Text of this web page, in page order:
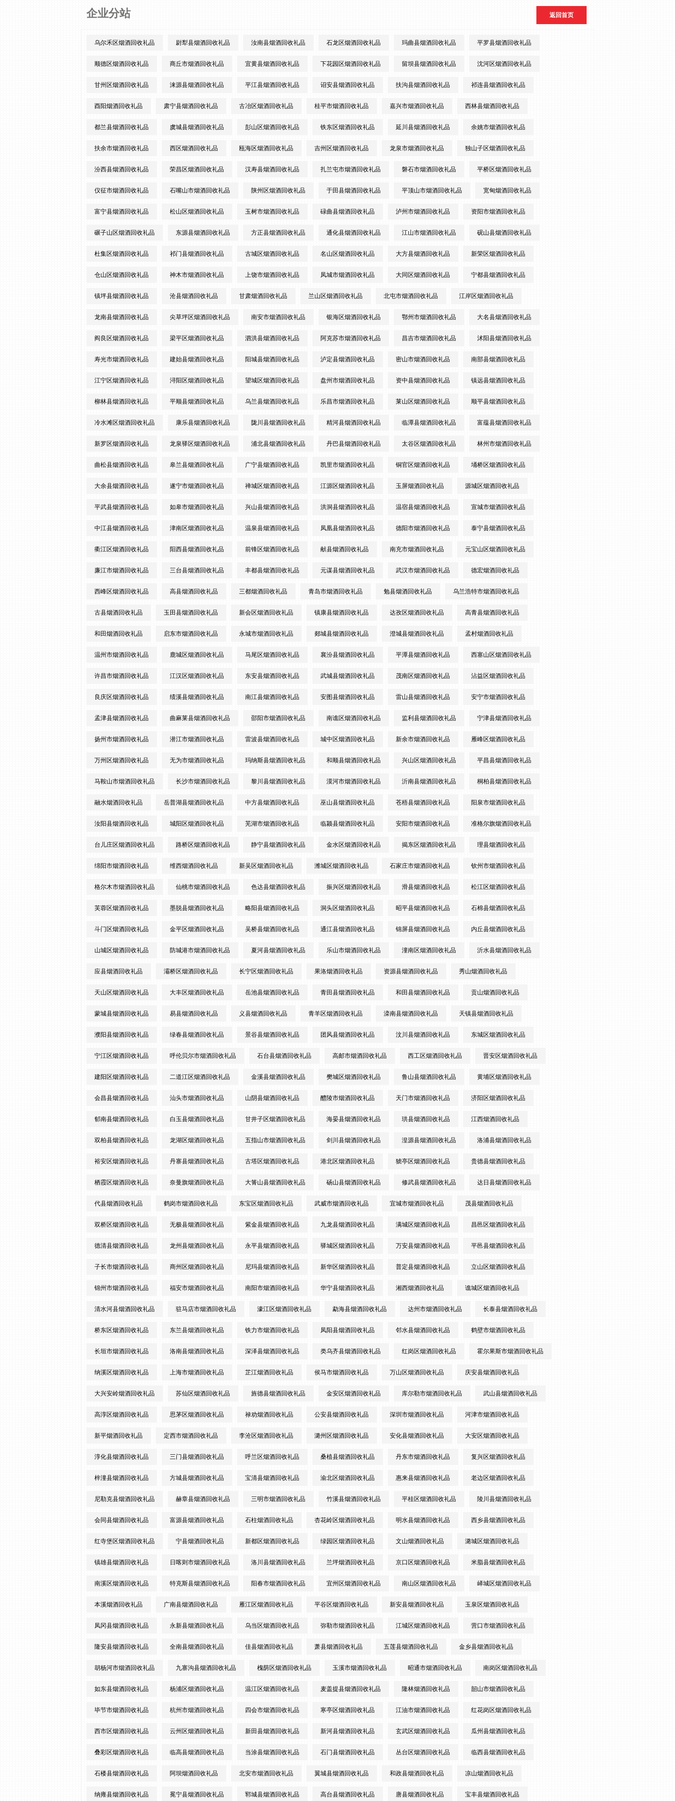
企业分站 返回首页
乌尔禾区烟酒回收礼品 尉犁县烟酒回收礼品 汝南县烟酒回收礼品 石龙区烟酒回收礼品 玛曲县烟酒回收礼品 平罗县烟酒回收礼品
顺德区烟酒回收礼品 商丘市烟酒回收礼品 宜黄县烟酒回收礼品 下花园区烟酒回收礼品 留坝县烟酒回收礼品 沈河区烟酒回收礼品
甘州区烟酒回收礼品 涞源县烟酒回收礼品 平江县烟酒回收礼品 诏安县烟酒回收礼品 扶沟县烟酒回收礼品 祁连县烟酒回收礼品
酉阳烟酒回收礼品 肃宁县烟酒回收礼品 古冶区烟酒回收礼品 桂平市烟酒回收礼品 嘉兴市烟酒回收礼品 西林县烟酒回收礼品
都兰县烟酒回收礼品 虞城县烟酒回收礼品 彭山区烟酒回收礼品 铁东区烟酒回收礼品 延川县烟酒回收礼品 余姚市烟酒回收礼品
扶余市烟酒回收礼品 西区烟酒回收礼品 瓯海区烟酒回收礼品 吉州区烟酒回收礼品 龙泉市烟酒回收礼品 独山子区烟酒回收礼品
汾西县烟酒回收礼品 荣昌区烟酒回收礼品 汉寿县烟酒回收礼品 扎兰屯市烟酒回收礼品 磐石市烟酒回收礼品 平桥区烟酒回收礼品
仪征市烟酒回收礼品 石嘴山市烟酒回收礼品 陕州区烟酒回收礼品 于田县烟酒回收礼品 平顶山市烟酒回收礼品 宽甸烟酒回收礼品
富宁县烟酒回收礼品 松山区烟酒回收礼品 玉树市烟酒回收礼品 碌曲县烟酒回收礼品 泸州市烟酒回收礼品 资阳市烟酒回收礼品
碾子山区烟酒回收礼品 东源县烟酒回收礼品 方正县烟酒回收礼品 通化县烟酒回收礼品 江山市烟酒回收礼品 砚山县烟酒回收礼品
杜集区烟酒回收礼品 祁门县烟酒回收礼品 古城区烟酒回收礼品 名山区烟酒回收礼品 大方县烟酒回收礼品 新荣区烟酒回收礼品
仓山区烟酒回收礼品 神木市烟酒回收礼品 上饶市烟酒回收礼品 凤城市烟酒回收礼品 大同区烟酒回收礼品 宁都县烟酒回收礼品
镇坪县烟酒回收礼品 沧县烟酒回收礼品 甘肃烟酒回收礼品 兰山区烟酒回收礼品 北屯市烟酒回收礼品 江岸区烟酒回收礼品
龙南县烟酒回收礼品 尖草坪区烟酒回收礼品 南安市烟酒回收礼品 银海区烟酒回收礼品 鄂州市烟酒回收礼品 大名县烟酒回收礼品
阎良区烟酒回收礼品 梁平区烟酒回收礼品 泗洪县烟酒回收礼品 阿克苏市烟酒回收礼品 昌吉市烟酒回收礼品 沭阳县烟酒回收礼品
寿光市烟酒回收礼品 建始县烟酒回收礼品 阳城县烟酒回收礼品 泸定县烟酒回收礼品 密山市烟酒回收礼品 南部县烟酒回收礼品
江宁区烟酒回收礼品 浔阳区烟酒回收礼品 望城区烟酒回收礼品 盘州市烟酒回收礼品 资中县烟酒回收礼品 镇远县烟酒回收礼品
柳林县烟酒回收礼品 平顺县烟酒回收礼品 乌兰县烟酒回收礼品 乐昌市烟酒回收礼品 莱山区烟酒回收礼品 顺平县烟酒回收礼品
冷水滩区烟酒回收礼品 康乐县烟酒回收礼品 陇川县烟酒回收礼品 精河县烟酒回收礼品 临潭县烟酒回收礼品 富蕴县烟酒回收礼品
新罗区烟酒回收礼品 龙泉驿区烟酒回收礼品 浦北县烟酒回收礼品 丹巴县烟酒回收礼品 太谷区烟酒回收礼品 林州市烟酒回收礼品
曲松县烟酒回收礼品 皋兰县烟酒回收礼品 广宁县烟酒回收礼品 凯里市烟酒回收礼品 铜官区烟酒回收礼品 埇桥区烟酒回收礼品
大余县烟酒回收礼品 遂宁市烟酒回收礼品 禅城区烟酒回收礼品 江源区烟酒回收礼品 玉屏烟酒回收礼品 源城区烟酒回收礼品
平武县烟酒回收礼品 如皋市烟酒回收礼品 兴山县烟酒回收礼品 洪洞县烟酒回收礼品 温宿县烟酒回收礼品 宣城市烟酒回收礼品
中江县烟酒回收礼品 津南区烟酒回收礼品 温泉县烟酒回收礼品 凤凰县烟酒回收礼品 德阳市烟酒回收礼品 泰宁县烟酒回收礼品
衢江区烟酒回收礼品 阳西县烟酒回收礼品 前锋区烟酒回收礼品 献县烟酒回收礼品 南充市烟酒回收礼品 元宝山区烟酒回收礼品
廉江市烟酒回收礼品 三台县烟酒回收礼品 丰都县烟酒回收礼品 元谋县烟酒回收礼品 武汉市烟酒回收礼品 德宏烟酒回收礼品
西峰区烟酒回收礼品 高县烟酒回收礼品 三都烟酒回收礼品 青岛市烟酒回收礼品 勉县烟酒回收礼品 乌兰浩特市烟酒回收礼品
古县烟酒回收礼品 玉田县烟酒回收礼品 新会区烟酒回收礼品 镇康县烟酒回收礼品 达孜区烟酒回收礼品 高青县烟酒回收礼品
和田烟酒回收礼品 启东市烟酒回收礼品 永城市烟酒回收礼品 郯城县烟酒回收礼品 澄城县烟酒回收礼品 孟村烟酒回收礼品
温州市烟酒回收礼品 鹿城区烟酒回收礼品 马尾区烟酒回收礼品 襄汾县烟酒回收礼品 平潭县烟酒回收礼品 西塞山区烟酒回收礼品
许昌市烟酒回收礼品 江汉区烟酒回收礼品 东安县烟酒回收礼品 武城县烟酒回收礼品 茂南区烟酒回收礼品 沾益区烟酒回收礼品
良庆区烟酒回收礼品 绩溪县烟酒回收礼品 南江县烟酒回收礼品 安图县烟酒回收礼品 雷山县烟酒回收礼品 安宁市烟酒回收礼品
孟津县烟酒回收礼品 曲麻莱县烟酒回收礼品 邵阳市烟酒回收礼品 南谯区烟酒回收礼品 监利县烟酒回收礼品 宁津县烟酒回收礼品
扬州市烟酒回收礼品 潜江市烟酒回收礼品 雷波县烟酒回收礼品 城中区烟酒回收礼品 新余市烟酒回收礼品 雁峰区烟酒回收礼品
万州区烟酒回收礼品 无为市烟酒回收礼品 玛纳斯县烟酒回收礼品 和顺县烟酒回收礼品 兴山区烟酒回收礼品 平昌县烟酒回收礼品
马鞍山市烟酒回收礼品 长沙市烟酒回收礼品 黎川县烟酒回收礼品 漠河市烟酒回收礼品 沂南县烟酒回收礼品 桐柏县烟酒回收礼品
融水烟酒回收礼品 岳普湖县烟酒回收礼品 中方县烟酒回收礼品 巫山县烟酒回收礼品 苍梧县烟酒回收礼品 阳泉市烟酒回收礼品
汝阳县烟酒回收礼品 城阳区烟酒回收礼品 芜湖市烟酒回收礼品 临颍县烟酒回收礼品 安阳市烟酒回收礼品 准格尔旗烟酒回收礼品
台儿庄区烟酒回收礼品 路桥区烟酒回收礼品 静宁县烟酒回收礼品 金水区烟酒回收礼品 揭东区烟酒回收礼品 理县烟酒回收礼品
绵阳市烟酒回收礼品 维西烟酒回收礼品 新吴区烟酒回收礼品 潍城区烟酒回收礼品 石家庄市烟酒回收礼品 钦州市烟酒回收礼品
格尔木市烟酒回收礼品 仙桃市烟酒回收礼品 色达县烟酒回收礼品 振兴区烟酒回收礼品 滑县烟酒回收礼品 松江区烟酒回收礼品
芙蓉区烟酒回收礼品 墨脱县烟酒回收礼品 略阳县烟酒回收礼品 洞头区烟酒回收礼品 昭平县烟酒回收礼品 石棉县烟酒回收礼品
斗门区烟酒回收礼品 金平区烟酒回收礼品 吴桥县烟酒回收礼品 通江县烟酒回收礼品 锦屏县烟酒回收礼品 内丘县烟酒回收礼品
山城区烟酒回收礼品 防城港市烟酒回收礼品 夏河县烟酒回收礼品 乐山市烟酒回收礼品 潼南区烟酒回收礼品 沂水县烟酒回收礼品
应县烟酒回收礼品 灞桥区烟酒回收礼品 长宁区烟酒回收礼品 果洛烟酒回收礼品 资源县烟酒回收礼品 秀山烟酒回收礼品
天山区烟酒回收礼品 大丰区烟酒回收礼品 岳池县烟酒回收礼品 青田县烟酒回收礼品 和田县烟酒回收礼品 贡山烟酒回收礼品
蒙城县烟酒回收礼品 易县烟酒回收礼品 义县烟酒回收礼品 青羊区烟酒回收礼品 滦南县烟酒回收礼品 天镇县烟酒回收礼品
濮阳县烟酒回收礼品 绿春县烟酒回收礼品 景谷县烟酒回收礼品 团风县烟酒回收礼品 汶川县烟酒回收礼品 东城区烟酒回收礼品
宁江区烟酒回收礼品 呼伦贝尔市烟酒回收礼品 石台县烟酒回收礼品 高邮市烟酒回收礼品 西工区烟酒回收礼品 晋安区烟酒回收礼品
建阳区烟酒回收礼品 二道江区烟酒回收礼品 金溪县烟酒回收礼品 樊城区烟酒回收礼品 鲁山县烟酒回收礼品 黄埔区烟酒回收礼品
会昌县烟酒回收礼品 汕头市烟酒回收礼品 山阴县烟酒回收礼品 醴陵市烟酒回收礼品 天门市烟酒回收礼品 济阳区烟酒回收礼品
郁南县烟酒回收礼品 白玉县烟酒回收礼品 甘井子区烟酒回收礼品 海晏县烟酒回收礼品 珙县烟酒回收礼品 江西烟酒回收礼品
双柏县烟酒回收礼品 龙湖区烟酒回收礼品 五指山市烟酒回收礼品 剑川县烟酒回收礼品 湟源县烟酒回收礼品 洛浦县烟酒回收礼品
裕安区烟酒回收礼品 丹寨县烟酒回收礼品 古塔区烟酒回收礼品 港北区烟酒回收礼品 猇亭区烟酒回收礼品 贵德县烟酒回收礼品
栖霞区烟酒回收礼品 奈曼旗烟酒回收礼品 大箐山县烟酒回收礼品 砀山县烟酒回收礼品 修武县烟酒回收礼品 达日县烟酒回收礼品
代县烟酒回收礼品 鹤岗市烟酒回收礼品 东宝区烟酒回收礼品 武威市烟酒回收礼品 宜城市烟酒回收礼品 茂县烟酒回收礼品
双桥区烟酒回收礼品 无极县烟酒回收礼品 紫金县烟酒回收礼品 九龙县烟酒回收礼品 满城区烟酒回收礼品 昌邑区烟酒回收礼品
德清县烟酒回收礼品 龙州县烟酒回收礼品 永平县烟酒回收礼品 驿城区烟酒回收礼品 万安县烟酒回收礼品 平邑县烟酒回收礼品
子长市烟酒回收礼品 商州区烟酒回收礼品 尼玛县烟酒回收礼品 新华区烟酒回收礼品 普定县烟酒回收礼品 立山区烟酒回收礼品
锦州市烟酒回收礼品 福安市烟酒回收礼品 南阳市烟酒回收礼品 华宁县烟酒回收礼品 湘西烟酒回收礼品 谯城区烟酒回收礼品
清水河县烟酒回收礼品 驻马店市烟酒回收礼品 濠江区烟酒回收礼品 勐海县烟酒回收礼品 达州市烟酒回收礼品 长泰县烟酒回收礼品
桥东区烟酒回收礼品 东兰县烟酒回收礼品 铁力市烟酒回收礼品 凤阳县烟酒回收礼品 邻水县烟酒回收礼品 鹤壁市烟酒回收礼品
长垣市烟酒回收礼品 洛南县烟酒回收礼品 深泽县烟酒回收礼品 类乌齐县烟酒回收礼品 红岗区烟酒回收礼品 霍尔果斯市烟酒回收礼品
纳溪区烟酒回收礼品 上海市烟酒回收礼品 芷江烟酒回收礼品 侯马市烟酒回收礼品 万山区烟酒回收礼品 庆安县烟酒回收礼品
大兴安岭烟酒回收礼品 苏仙区烟酒回收礼品 旌德县烟酒回收礼品 金安区烟酒回收礼品 库尔勒市烟酒回收礼品 武山县烟酒回收礼品
高淳区烟酒回收礼品 思茅区烟酒回收礼品 禄劝烟酒回收礼品 公安县烟酒回收礼品 深圳市烟酒回收礼品 河津市烟酒回收礼品
新平烟酒回收礼品 定西市烟酒回收礼品 李沧区烟酒回收礼品 潞州区烟酒回收礼品 安化县烟酒回收礼品 大安区烟酒回收礼品
淳化县烟酒回收礼品 三门县烟酒回收礼品 呼兰区烟酒回收礼品 桑植县烟酒回收礼品 丹东市烟酒回收礼品 复兴区烟酒回收礼品
梓潼县烟酒回收礼品 方城县烟酒回收礼品 宝清县烟酒回收礼品 渝北区烟酒回收礼品 惠来县烟酒回收礼品 老边区烟酒回收礼品
尼勒克县烟酒回收礼品 赫章县烟酒回收礼品 三明市烟酒回收礼品 竹溪县烟酒回收礼品 平桂区烟酒回收礼品 陵川县烟酒回收礼品
会同县烟酒回收礼品 富源县烟酒回收礼品 石柱烟酒回收礼品 杏花岭区烟酒回收礼品 明水县烟酒回收礼品 西乡县烟酒回收礼品
红寺堡区烟酒回收礼品 宁县烟酒回收礼品 新都区烟酒回收礼品 绿园区烟酒回收礼品 文山烟酒回收礼品 潞城区烟酒回收礼品
镇雄县烟酒回收礼品 日喀则市烟酒回收礼品 洛川县烟酒回收礼品 兰坪烟酒回收礼品 京口区烟酒回收礼品 米脂县烟酒回收礼品
南溪区烟酒回收礼品 特克斯县烟酒回收礼品 阳春市烟酒回收礼品 宜州区烟酒回收礼品 南山区烟酒回收礼品 峄城区烟酒回收礼品
本溪烟酒回收礼品 广南县烟酒回收礼品 雁江区烟酒回收礼品 平谷区烟酒回收礼品 新安县烟酒回收礼品 玉泉区烟酒回收礼品
凤冈县烟酒回收礼品 永新县烟酒回收礼品 乌当区烟酒回收礼品 弥勒市烟酒回收礼品 江城区烟酒回收礼品 营口市烟酒回收礼品
隆安县烟酒回收礼品 全南县烟酒回收礼品 佳县烟酒回收礼品 萧县烟酒回收礼品 五莲县烟酒回收礼品 金乡县烟酒回收礼品
胡杨河市烟酒回收礼品 九寨沟县烟酒回收礼品 槐荫区烟酒回收礼品 玉溪市烟酒回收礼品 昭通市烟酒回收礼品 南岗区烟酒回收礼品
如东县烟酒回收礼品 杨浦区烟酒回收礼品 温江区烟酒回收礼品 麦盖提县烟酒回收礼品 隆林烟酒回收礼品 韶山市烟酒回收礼品
毕节市烟酒回收礼品 杭州市烟酒回收礼品 四会市烟酒回收礼品 寒亭区烟酒回收礼品 江油市烟酒回收礼品 红花岗区烟酒回收礼品
西市区烟酒回收礼品 云州区烟酒回收礼品 新田县烟酒回收礼品 新河县烟酒回收礼品 玄武区烟酒回收礼品 瓜州县烟酒回收礼品
叠彩区烟酒回收礼品 临高县烟酒回收礼品 当涂县烟酒回收礼品 石门县烟酒回收礼品 丛台区烟酒回收礼品 临西县烟酒回收礼品
石楼县烟酒回收礼品 阿坝烟酒回收礼品 北安市烟酒回收礼品 翼城县烟酒回收礼品 和政县烟酒回收礼品 凉山烟酒回收礼品
纳雍县烟酒回收礼品 冕宁县烟酒回收礼品 郓城县烟酒回收礼品 高台县烟酒回收礼品 唐县烟酒回收礼品 宝丰县烟酒回收礼品